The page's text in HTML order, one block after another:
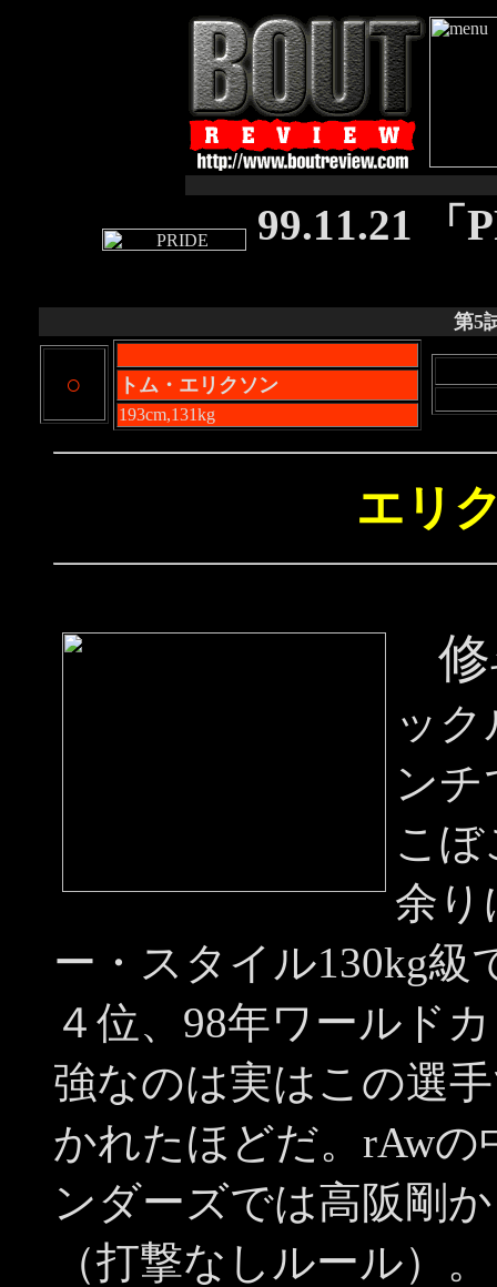
99.11.21 「
第5
○ トム・エリクソン
193cm,131kg
エリ
修
ッ
ン
こ
余り
ー・スタイル130kg級
４位、98年ワールド
強なのは実はこの選
かれたほどだ。rAw
ンダーズでは高阪剛
（打撃なしルール）。